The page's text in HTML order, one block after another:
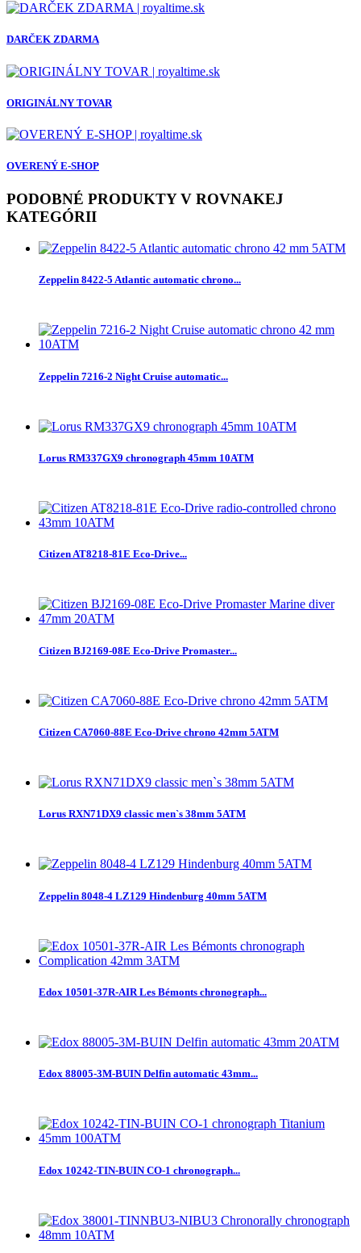
DARČEK ZDARMA
ORIGINÁLNY TOVAR
OVERENÝ E-SHOP
PODOBNÉ PRODUKTY V ROVNAKEJ
KATEGÓRII
Zeppelin 8422-5 Atlantic automatic chrono...
Zeppelin 7216-2 Night Cruise automatic...
Lorus RM337GX9 chronograph 45mm 10ATM
Citizen AT8218-81E Eco-Drive...
Citizen BJ2169-08E Eco-Drive Promaster...
Citizen CA7060-88E Eco-Drive chrono 42mm 5ATM
Lorus RXN71DX9 classic men`s 38mm 5ATM
Zeppelin 8048-4 LZ129 Hindenburg 40mm 5ATM
Edox 10501-37R-AIR Les Bémonts chronograph...
Edox 88005-3M-BUIN Delfin automatic 43mm...
Edox 10242-TIN-BUIN CO-1 chronograph...